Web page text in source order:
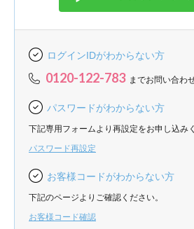
ログインIDがわからない方
0120-122-783 までお問い合わ
パスワードがわからない方
下記専用フォームより再設定をお申し込み
パスワード再設定
お客様コードがわからない方
下記のページよりご確認ください。
お客様コード確認